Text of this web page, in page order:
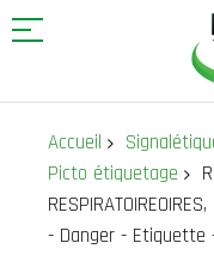
contenuAccueil
Picto étiquetage
- Danger - Etiquette